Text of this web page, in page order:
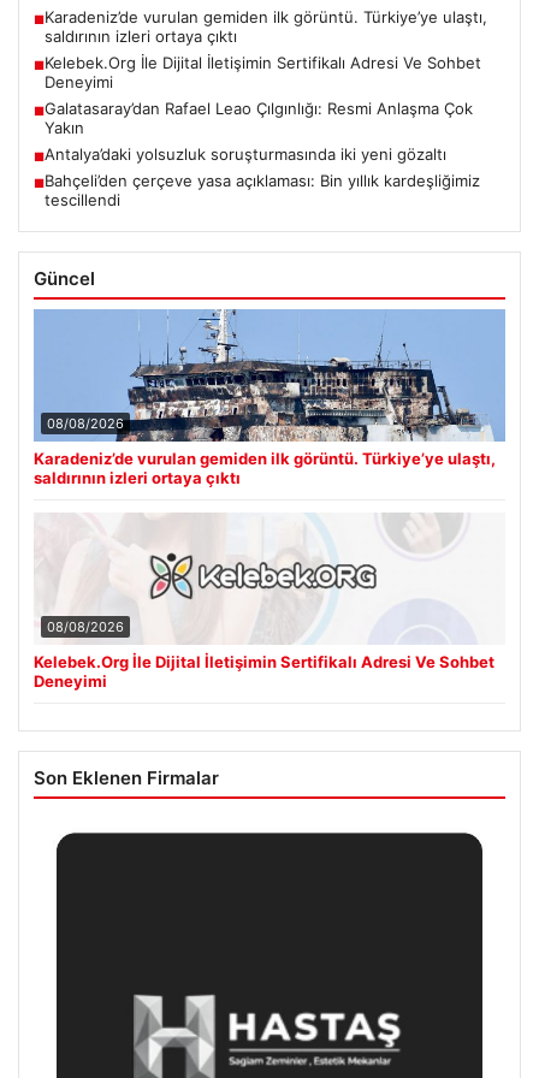
■Karadeniz’de vurulan gemiden ilk görüntü. Türkiye’ye ulaştı,
saldırının izleri ortaya çıktı
■Kelebek.Org İle Dijital İletişimin Sertifikalı Adresi Ve Sohbet
Deneyimi
■Galatasaray’dan Rafael Leao Çılgınlığı: Resmi Anlaşma Çok
Yakın
■Antalya’daki yolsuzluk soruşturmasında iki yeni gözaltı
■Bahçeli’den çerçeve yasa açıklaması: Bin yıllık kardeşliğimiz
tescillendi
Güncel
08/08/2026
Karadeniz’de vurulan gemiden ilk görüntü. Türkiye’ye ulaştı,
saldırının izleri ortaya çıktı
08/08/2026
Kelebek.Org İle Dijital İletişimin Sertifikalı Adresi Ve Sohbet
Deneyimi
Son Eklenen Firmalar